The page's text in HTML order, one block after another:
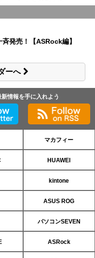
発売！【ASRock編】
ーへ
情報を手に入れよう
マカフィー
HUAWEI
kintone
ASUS ROG
パソコンSEVEN
ASRock